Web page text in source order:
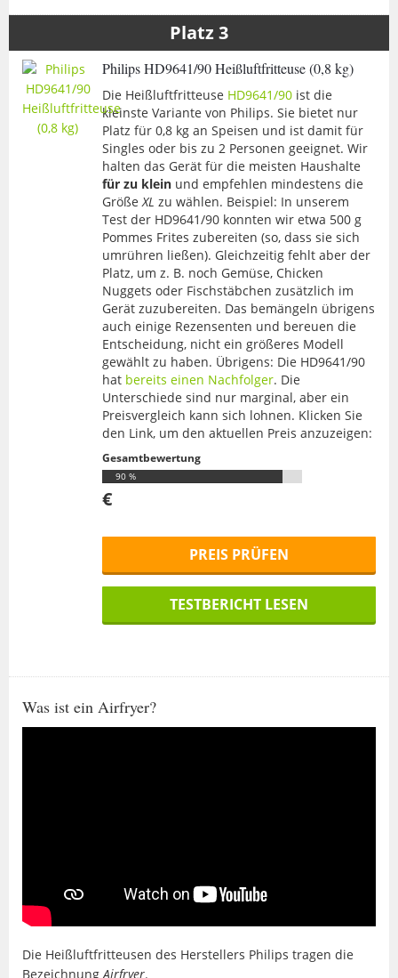
Philips HD9641/90 Heißluftfritteuse (0,8 kg)
Die Heißluftfritteuse HD9641/90 ist die
kleinste Variante von Philips. Sie bietet nur
Platz für 0,8 kg an Speisen und ist damit für
Singles oder bis zu 2 Personen geeignet. Wir
halten das Gerät für die meisten Haushalte
für zu klein und empfehlen mindestens die
GrößeXL zu wählen. Beispiel: In unserem
Test der HD9641/90 konnten wir etwa 500 g
Pommes Frites zubereiten (so, dass sie sich
umrühren ließen). Gleichzeitig fehlt aber der
Platz, um z. B. noch Gemüse, Chicken
Nuggets oder Fischstäbchen zusätzlich im
Gerät zuzubereiten. Das bemängeln übrigens
auch einige Rezensenten und bereuen die
Entscheidung, nicht ein größeres Modell
gewählt zu haben. Übrigens: Die HD9641/90
hat bereits einen Nachfolger. Die
Unterschiede sind nur marginal, aber ein
Preisvergleich kann sich lohnen. Klicken Sie
den Link, um den aktuellen Preis anzuzeigen:
Gesamtbewertung
90 %
€
PREIS PRÜFEN
TESTBERICHT LESEN
Was ist ein Airfryer?
Die Heißluftfritteusen des Herstellers Philips tragen die
Bezeichnung Airfryer.